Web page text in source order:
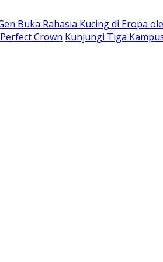
Buka Rahasia Kucing di Eropa
Crown Kunjungi Tiga